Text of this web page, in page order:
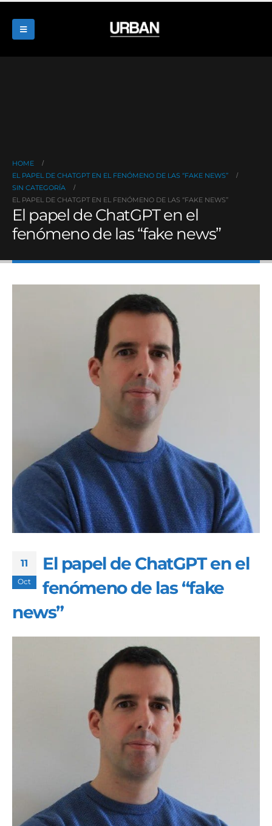
HOME
EL PAPEL DE CHATGPT EN EL FENÓMENO DE LAS “FAKE NEWS”
SIN CATEGORÍA
EL PAPEL DE CHATGPT EN EL FENÓMENO DE LAS “FAKE NEWS”
El papel de ChatGPT en el
fenómeno de las “fake news”
11
Oct
El papel de ChatGPT en el
fenómeno de las “fake
news”